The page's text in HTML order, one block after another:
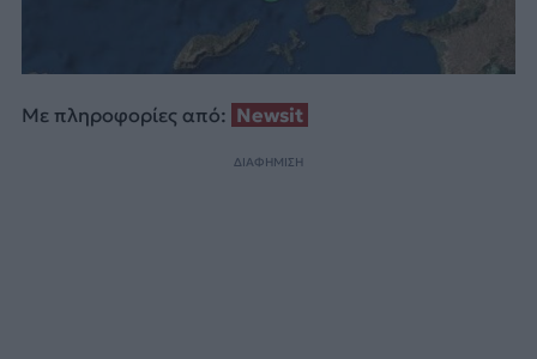
Με πληροφορίες από: Newsit
ΔΙΑΦΗΜΙΣΗ